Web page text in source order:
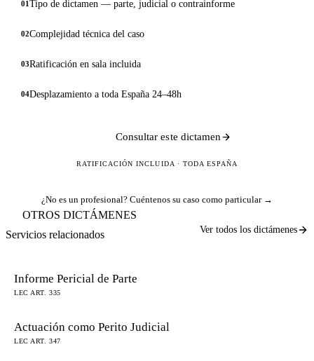
01 Tipo de dictamen — parte, judicial o contrainforme
02Complejidad técnica del caso
03Ratificación en sala incluida
04Desplazamiento a toda España 24–48h
Consultar este dictamen
RATIFICACIÓN INCLUIDA · TODA ESPAÑA
¿No es un profesional? Cuéntenos su caso como particular →
OTROS DICTÁMENES
Servicios relacionados
Ver todos los dictámenes
Informe Pericial de Parte
LEC ART. 335
Actuación como Perito Judicial
LEC ART. 347